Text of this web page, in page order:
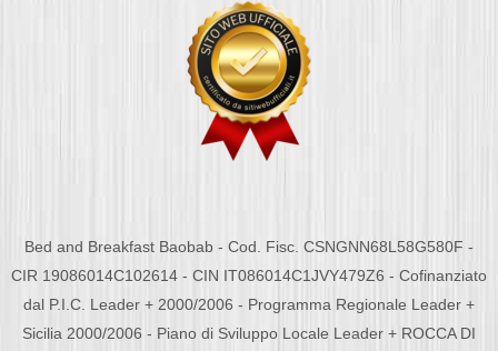
Bed and Breakfast Baobab - Cod. Fisc. CSNGNN68L58G580F -
CIR 19086014C102614 - CIN IT086014C1JVY479Z6 - Cofinanziato
dal P.I.C. Leader + 2000/2006 - Programma Regionale Leader +
Sicilia 2000/2006 - Piano di Sviluppo Locale Leader + ROCCA DI